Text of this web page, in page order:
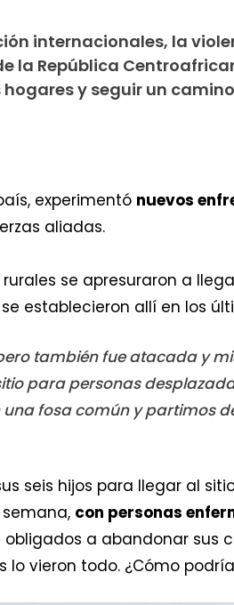
internacionales, la
la República
y seguir un
experimentó nuevos
aliadas.
se apresuraron a
establecieron allí en los
también fue atacada y
para personas
fosa común y partimos
seis hijos para llegar al
con personas
obligados a abandonar sus
lo vieron todo. ¿Cómo